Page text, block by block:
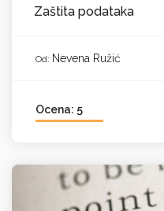
Zaštita podataka
Od: Nevena Ružić
Ocena: 5